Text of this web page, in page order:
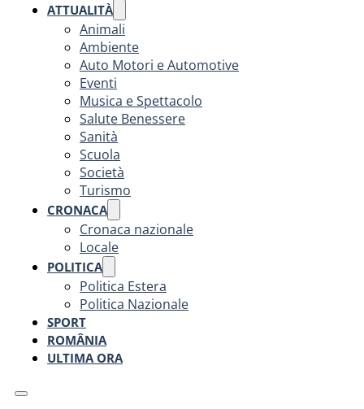
ATTUALITÀ
Animali
Ambiente
Auto Motori e Automotive
Eventi
Musica e Spettacolo
Salute Benessere
Sanità
Scuola
Società
Turismo
CRONACA
Cronaca nazionale
Locale
POLITICA
Politica Estera
Politica Nazionale
SPORT
ROMÂNIA
ULTIMA ORA